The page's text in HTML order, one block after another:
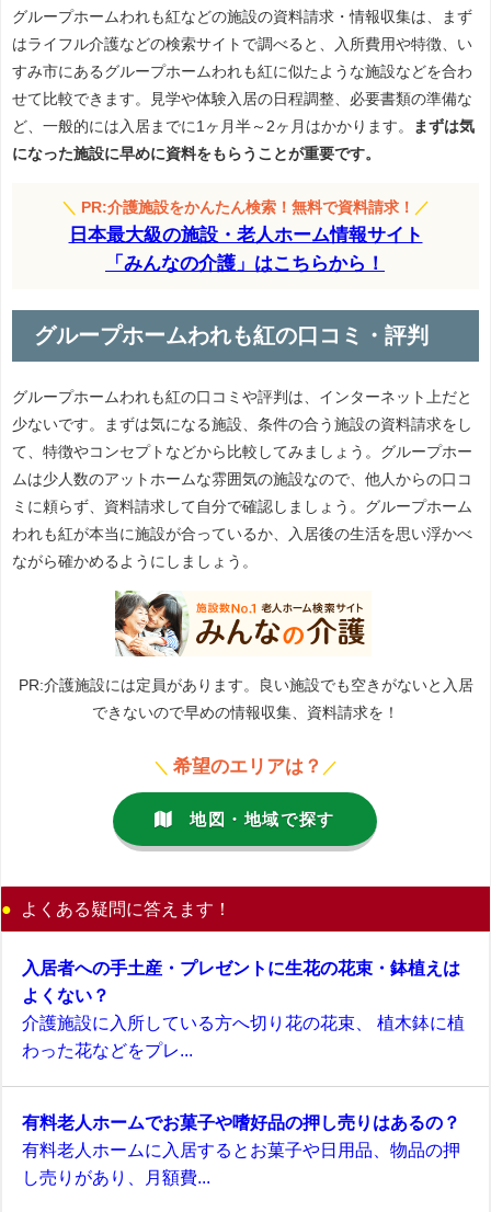
グループホームわれも紅などの施設の資料請求・情報収集は、まず
はライフル介護などの検索サイトで調べると、入所費用や特徴、い
すみ市にあるグループホームわれも紅に似たような施設などを合わ
せて比較できます。見学や体験入居の日程調整、必要書類の準備な
ど、一般的には入居までに1ヶ月半～2ヶ月はかかります。
まずは気
になった施設に早めに資料をもらうことが重要です。
＼ PR:介護施設をかんたん検索！無料で資料請求！ ／
日本最大級の施設・老人ホーム情報サイト
「みんなの介護」はこちらから！
グループホームわれも紅の口コミ・評判
グループホームわれも紅の口コミや評判は、インターネット上だと
少ないです。まずは気になる施設、条件の合う施設の資料請求をし
て、特徴やコンセプトなどから比較してみましょう。グループホー
ムは少人数のアットホームな雰囲気の施設なので、他人からの口コ
ミに頼らず、資料請求して自分で確認しましょう。グループホーム
われも紅が本当に施設が合っているか、入居後の生活を思い浮かべ
ながら確かめるようにしましょう。
PR:介護施設には定員があります。良い施設でも空きがないと入居
できないので早めの情報収集、資料請求を！
＼ 希望のエリアは？ ／
地図・地域で探す
よくある疑問に答えます！
入居者への手土産・プレゼントに生花の花束・鉢植えは
よくない？
介護施設に入所している方へ切り花の花束、 植木鉢に植
わった花などをプレ...
有料老人ホームでお菓子や嗜好品の押し売りはあるの？
有料老人ホームに入居するとお菓子や日用品、物品の押
し売りがあり、月額費...